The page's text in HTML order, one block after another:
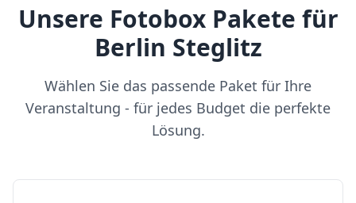
Unsere Fotobox Pakete für
Berlin Steglitz
Wählen Sie das passende Paket für Ihre
Veranstaltung - für jedes Budget die perfekte
Lösung.